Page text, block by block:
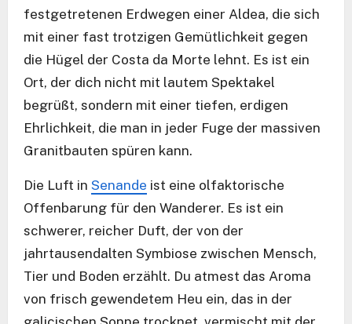
festgetretenen Erdwegen einer Aldea, die sich
mit einer fast trotzigen Gemütlichkeit gegen
die Hügel der Costa da Morte lehnt. Es ist ein
Ort, der dich nicht mit lautem Spektakel
begrüßt, sondern mit einer tiefen, erdigen
Ehrlichkeit, die man in jeder Fuge der massiven
Granitbauten spüren kann.
Die Luft in Senande ist eine olfaktorische
Offenbarung für den Wanderer. Es ist ein
schwerer, reicher Duft, der von der
jahrtausendalten Symbiose zwischen Mensch,
Tier und Boden erzählt. Du atmest das Aroma
von frisch gewendetem Heu ein, das in der